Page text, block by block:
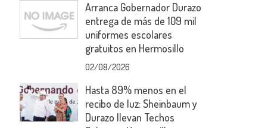
Arranca Gobernador Durazo
entrega de más de 109 mil
uniformes escolares
gratuitos en Hermosillo
02/08/2026
Hasta 89% menos en el
recibo de luz: Sheinbaum y
Durazo llevan Techos